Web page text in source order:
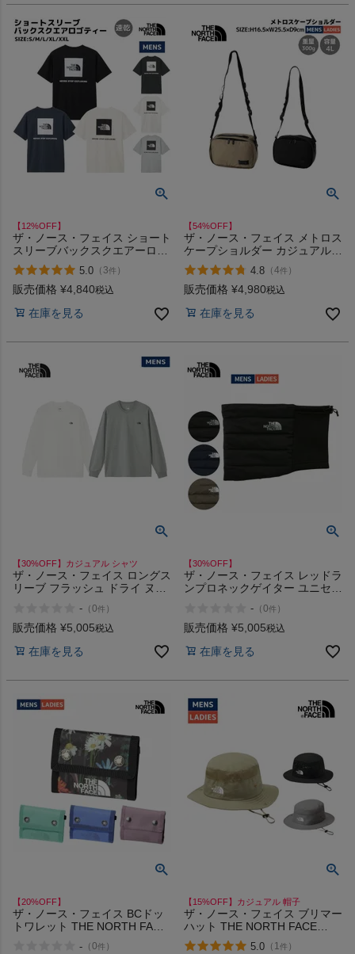
【12%OFF】
ザ・ノース・フェイス ショート
スリーブバックスクエアーロゴ
ティー Tシャツ カジュアル シ
ャツ バッグロゴ 速乾 THE
NORTH FACE Back Square
5.0 （ 3件 ）
販売価格 ¥4,840税込
在庫を見る
【54%OFF】
ザ・ノース・フェイス メトロス
ケープショルダー カジュアル
アウトドア ショルダーバッグ
ミニバッグ ポーチ バリスティ
ックナイロン サステナブル
トレット セール
4.8 （4件 ）
販売価格 ¥4,980税込
在庫を見る
【30%OFF】カジュアル シャツ
ザ・ノース・フェイス ロングス
リーブ フラッシュ ドライ ヌプ
NORTH FACE Long Sleeve
Flash Dry Nuptse Cotton Tee
- （0件 ）
販売価格 ¥5,005税込
在庫を見る
【30%OFF】
ザ・ノース・フェイス レッドラ
ンプロネックゲイター ユニセッ
RUN PRO NECKGAITER アウ
トレット セール
- （0件 ）
販売価格 ¥5,005税込
在庫を見る
【20%OFF】
ザ・ノース・フェイス BCドッ
トワレット THE NORTH FACE
- （0件 ）
【15%OFF】カジュアル 帽子
ザ・ノース・フェイス ブリマー
ハット THE NORTH FACE
BRIMMER HAT
5.0 （ 1件 ）